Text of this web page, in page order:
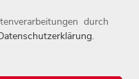
durch
.